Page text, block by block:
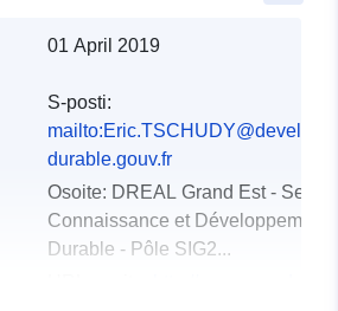
01 April 2019
S-posti:
durable.gouv.fr
Osoite: DREAL Grand Est -
Connaissance et Développement
Durable - Pôle SIG2...